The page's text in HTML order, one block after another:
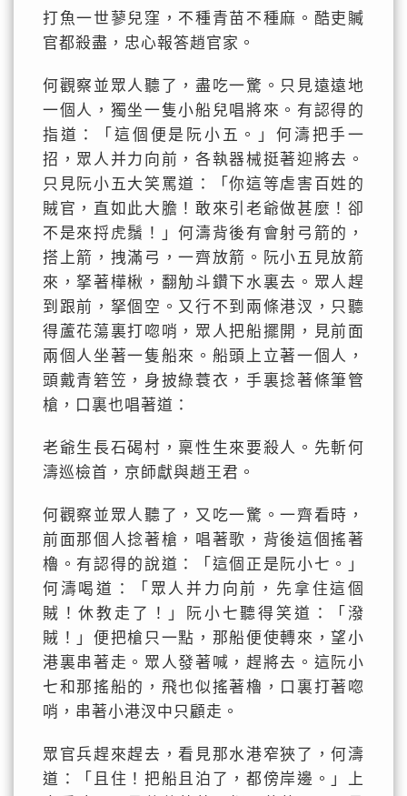
打魚一世蓼兒窪，不種青苗不種麻。酷吏贓
官都殺盡，忠心報答趙官家。
何觀察並眾人聽了，盡吃一驚。只見遠遠地
一個人，獨坐一隻小船兒唱將來。有認得的
指道：「這個便是阮小五。」何濤把手一
招，眾人并力向前，各執器械挺著迎將去。
只見阮小五大笑罵道：「你這等虐害百姓的
賊官，直如此大膽！敢來引老爺做甚麼！卻
不是來捋虎鬚！」何濤背後有會射弓箭的，
搭上箭，拽滿弓，一齊放箭。阮小五見放箭
來，拏著樺楸，翻觔斗鑽下水裏去。眾人趕
到跟前，拏個空。又行不到兩條港汊，只聽
得蘆花蕩裏打唿哨，眾人把船擺開，見前面
兩個人坐著一隻船來。船頭上立著一個人，
頭戴青箬笠，身披綠蓑衣，手裏捻著條筆管
槍，口裏也唱著道：
老爺生長石碣村，稟性生來要殺人。先斬何
濤巡檢首，京師獻與趙王君。
何觀察並眾人聽了，又吃一驚。一齊看時，
前面那個人捻著槍，唱著歌，背後這個搖著
櫓。有認得的說道：「這個正是阮小七。」
何濤喝道：「眾人并力向前，先拿住這個
賊！休教走了！」阮小七聽得笑道：「潑
賊！」便把槍只一點，那船便使轉來，望小
港裏串著走。眾人發著喊，趕將去。這阮小
七和那搖船的，飛也似搖著櫓，口裏打著唿
哨，串著小港汊中只顧走。
眾官兵趕來趕去，看見那水港窄狹了，何濤
道：「且住！把船且泊了，都傍岸邊。」上